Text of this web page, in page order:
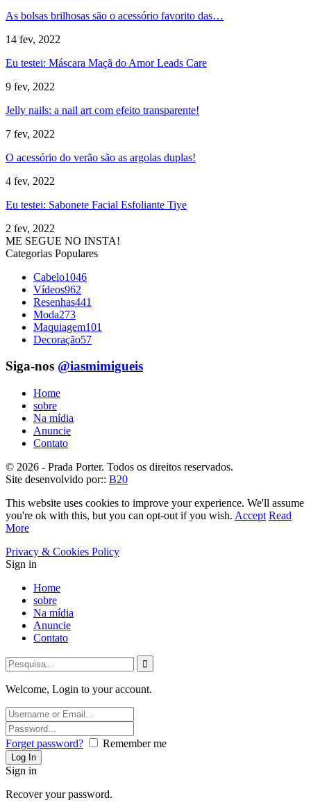
As bolsas brilhosas são o acessório favorito das…
14 fev, 2022
Eu testei: Máscara Maçã do Amor Leads Care
9 fev, 2022
Jelly nails: a nail art com efeito transparente!
7 fev, 2022
O acessório do verão são as argolas duplas!
4 fev, 2022
Eu testei: Sabonete Facial Esfoliante Tiye
2 fev, 2022
ME SEGUE NO INSTA!
Categorias Populares
Cabelo1046
Vídeos962
Resenhas441
Moda273
Maquiagem101
Decoração57
Siga-nos @iasmimigueis
Home
sobre
Na mídia
Anuncie
Contato
© 2026 - Prada Porter. Todos os direitos reservados.
Site desenvolvido por:: B20
This website uses cookies to improve your experience. We'll assume
you're ok with this, but you can opt-out if you wish. Accept Read
More
Privacy & Cookies Policy
Sign in
Home
sobre
Na mídia
Anuncie
Contato
Welcome, Login to your account.
Forget password? Remember me
Sign in
Recover your password.